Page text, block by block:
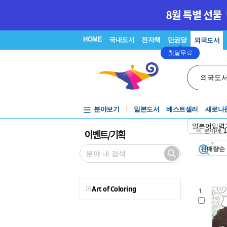
HOME 국내도서 전자책 만권당
첫달무료
외국도서
외국도
일본어입력
분야보기 일본도서 베스트셀러 새로나
이벤트/기획
Art of Coloring
이 분야에
판매량순
1.